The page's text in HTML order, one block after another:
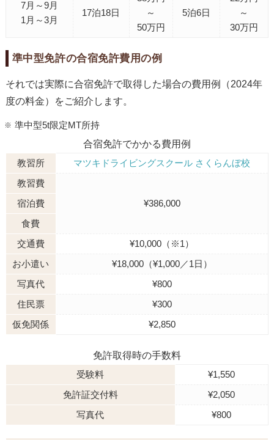
7月～9月
1月～3月
17泊18日
～
50万円
5泊6日
～
30万円
準中型免許の合宿免許費用の例
それでは実際に合宿免許で取得した場合の費用例（2024年
度の料金）をご紹介します。
準中型5t限定MT所持
合宿免許でかかる費用例
教習所
マツキドライビングスクール さくらんぼ校
教習費
¥386,000
宿泊費
食費
交通費
¥10,000（※1）
お小遣い
¥18,000（¥1,000／1日）
写真代
¥800
住民票
¥300
仮免関係
¥2,850
免許取得時の手数料
受験料
¥1,550
免許証交付料
¥2,050
写真代
¥800